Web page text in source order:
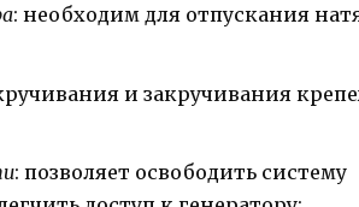
: необходим для отпускания
и закручивания
: позволяет освободить систему